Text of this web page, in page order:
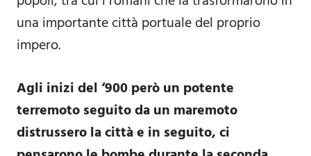
una importante città portuale del proprio
impero.
Agli inizi del ‘900 però un potente
terremoto seguito da un maremoto
distrussero la città e in seguito, ci